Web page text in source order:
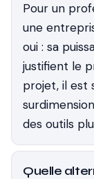
Pour un
une
oui : sa
justifient le
projet, il est
des outils
Quelle